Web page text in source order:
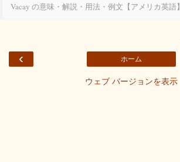
Vacay の意味・解説・用法・例文【アメリカ英語】
‹ ホーム
ウェブ バージョンを表示